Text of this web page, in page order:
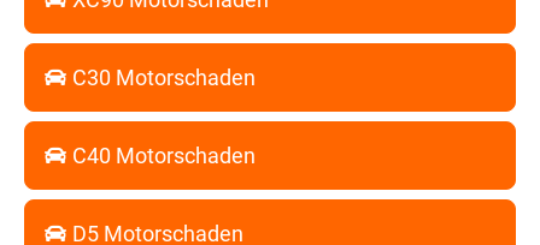
C30 Motorschaden
C40 Motorschaden
D5 Motorschaden